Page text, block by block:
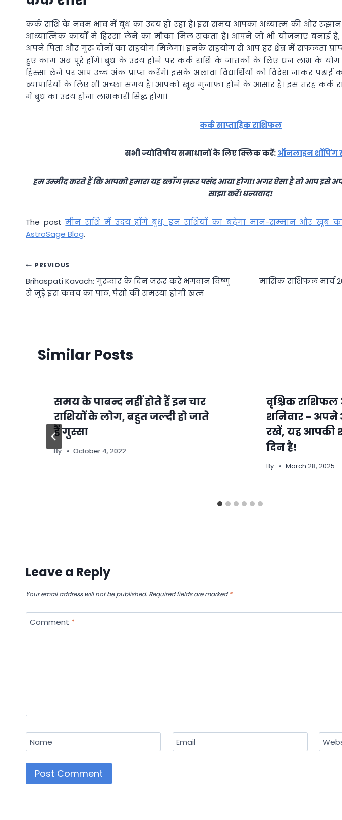
कर्क राशि के नवम भाव में बुध का उदय हो रहा है। इस समय आपका अध्‍यात्‍म की ओर रुझान
आध्‍यात्मिक कार्यों में हिस्‍सा लेने का मौका मिल सकता है। आपने जो भी योजनाएं बनाई
अपने पिता और गुरु दोनों का सहयोग मिलेगा। इनके सहयोग से आप हर क्षेत्र में सफलता
हुए काम अब पूरे होंगे। बुध के उदय होने पर कर्क राशि के जातकों के लिए धन लाभ के योग भी
हिस्‍सा लेने पर आप उच्‍च अंक प्राप्‍त करेंगे। इसके अलावा विद्यार्थियों को विदेश जाकर
व्‍यापारियों के लिए भी अच्‍छा समय है। आपको खूब मुनाफा होने के आसार हैं। इस तरह कर्क
में बुध का उदय होना लाभकारी सिद्ध होगा।
कर्क साप्ताहिक राशिफल
सभी ज्योतिषीय समाधानों के लिए क्लिक करें:ऑनलाइन शॉपिंग
हम उम्मीद करते हैं कि आपको हमारा यह ब्लॉग ज़रूर पसंद आया होगा। अगर ऐसा है तो आप
साझा करें। धन्यवाद!
The postमीन राशि में उदय होंगे बुध, इन राशियों का बढ़ेगा मान-सम्‍मान और खूब
AstroSage Blog.
Post
navigation
PREVIOUS
Brihaspati Kavach: गुरुवार के दिन जरूर करें भगवान विष्णु
से जुड़े इस कवच का पाठ, पैसों की समस्या होगी खत्म
मासिक राशिफल मार्च
Similar Posts
समय के पाबन्द नहीं होते हैं इन चार
राशियों के लोग, बहुत जल्‍दी हो जाते
हैं गुस्‍सा
By October 4, 2022
वृश्चिक
शनिवार – अपने
रखें, यह आपकी
दिन है!
By March 28, 2025
Leave a Reply
Your email address will not be published. Required fields are marked*
Comment *
Name Email